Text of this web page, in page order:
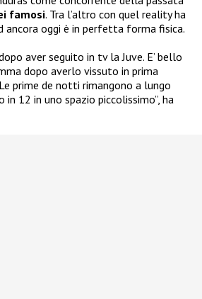
famosi. Tra l’altro con quel reality ha
ancora oggi è in perfetta forma fisica.
aver seguito in tv la Juve. E’ bello
dopo averlo vissuto in prima
prime de notti rimangono a lungo
12 in uno spazio piccolissimo”, ha